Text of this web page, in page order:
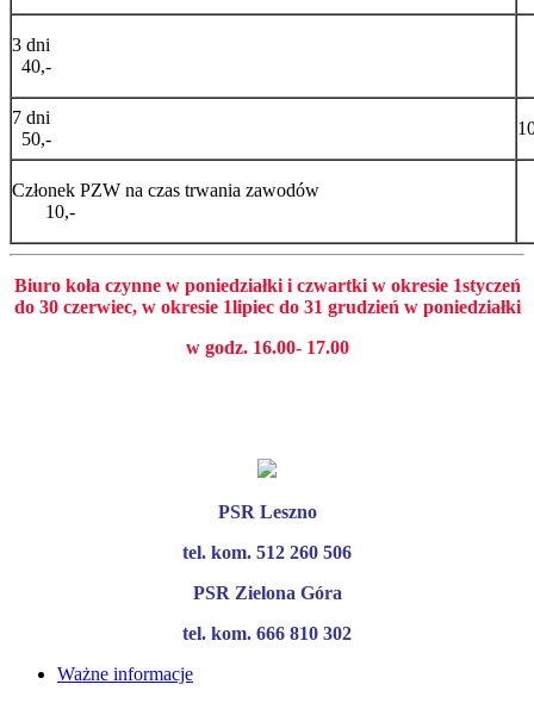
3 dni
40,-
7 dni
50,-
Członek PZW na czas trwania zawodów
10,-
Biuro koła czynne w poniedziałki i czwartki w okresie 1styczeń
do 30 czerwiec, w okresie 1lipiec do 31 grudzień w poniedziałki
w godz. 16.00- 17.00
PSR Leszno
tel. kom. 512 260 506
PSR Zielona Góra
tel. kom. 666 810 302
Ważne informacje